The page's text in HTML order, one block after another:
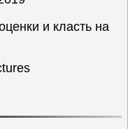
и класть на